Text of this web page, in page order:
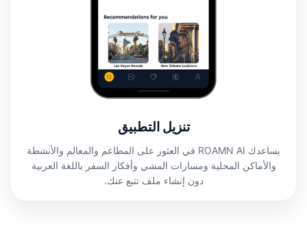
تنزيل التطبيق
يساعدك ROAMN AI في العثور على المطاعم والمعالم والأنشطة
والأماكن المحلية ومسارات المشي وأفكار السفر باللغة العربية
دون إنشاء ملف تتبع عنك.